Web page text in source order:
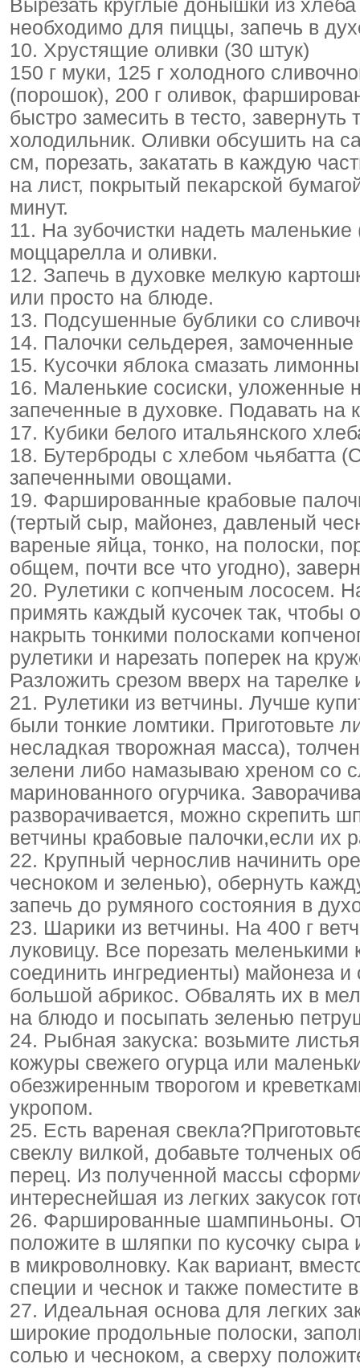
Вырезать круглые донышки из
необходимо для пиццы, запечь в
10. Хрустящие оливки (30 штук)
150 г муки, 125 г холодного
(порошок), 200 г оливок,
быстро замесить в тесто,
холодильник. Оливки обсушить на
см, порезать, закатать в каждую
на лист, покрытый пекарской
минут.
11. На зубочистки надеть
моццарелла и оливки.
12. Запечь в духовке мелкую
или просто на блюде.
13. Подсушенные бублики со
14. Палочки сельдерея, замоченные
15. Кусочки яблока смазать
16. Маленькие сосиски, уложенные
запеченные в духовке. Подавать на
17. Кубики белого итальянского
18. Бутерброды с хлебом чьябатта
запеченными овощами.
19. Фаршированные крабовые
(тертый сыр, майонез, давленый
вареные яйца, тонко, на полоски,
общем, почти все что угодно),
20. Рулетики с копченым лососем.
примять каждый кусочек так, чтобы
накрыть тонкими полосками
рулетики и нарезать поперек на
Разложить срезом вверх на
21. Рулетики из ветчины. Лучше
были тонкие ломтики. Приготовьте
несладкая творожная масса),
зелени либо намазываю хреном со
маринованного огурчика.
разворачивается, можно скрепить
ветчины крабовые палочки,если их
22. Крупный чернослив начинить
чесноком и зеленью), обернуть
запечь до румяного состояния в
23. Шарики из ветчины. На 400 г
луковицу. Все порезать меленькими
соединить ингредиенты) майонеза
большой абрикос. Обвалять их в
на блюдо и посыпать зеленью
24. Рыбная закуска: возьмите
кожуры свежего огурца или
обезжиренным творогом и
укропом.
25. Есть вареная
свеклу вилкой, добавьте толченых
перец. Из полученной массы
интереснейшая из легких закусок
26. Фаршированные шампиньоны.
положите в шляпки по кусочку сыра
в микроволновку. Как вариант,
специи и чеснок и также поместите
27. Идеальная основа для легких
широкие продольные полоски,
солью и чесноком, а сверху